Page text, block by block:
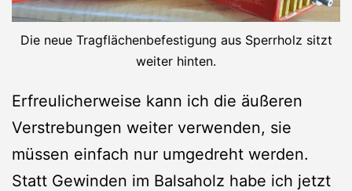
Die neue Tragflächenbefestigung aus Sperrholz sitzt
weiter hinten.
Erfreulicherweise kann ich die äußeren
Verstrebungen weiter verwenden, sie
müssen einfach nur umgedreht werden.
Statt Gewinden im Balsaholz habe ich jetzt